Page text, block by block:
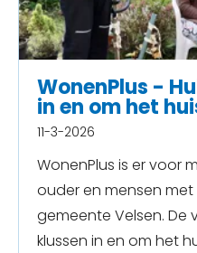
WonenPlus -
in en om het
11-3-2026
WonenPlus is er voor
ouder en mensen
gemeente Velsen. De
klussen in en om het